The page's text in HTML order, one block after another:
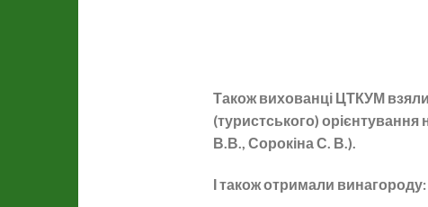
Також вихованці ЦТКУМ взяли
(туристського)
В.В., Сорокіна С. В.).
І також отримали винагороду: